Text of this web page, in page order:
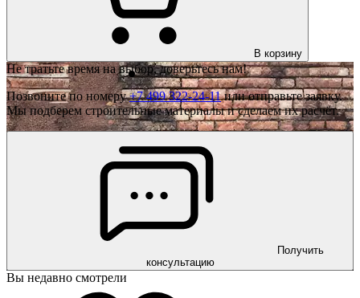
В корзину
Не тратьте время на выбор, доверьтесь нам!
Позвоните по номеру+7 499 322-24-11или отправьте заявку.
Мы подберем строительные материалы и сделаем их расчёт.
Получить
консультацию
Вы недавно смотрели